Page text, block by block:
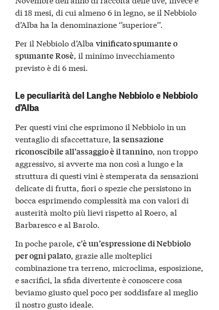
di 18 mesi, di cui almeno 6 in legno, se il Nebbiolo
d’Alba ha la denominazione ‘’superiore’’.
Per il Nebbiolo d’Albavinificato spumante o
spumante Rosè, il minimo invecchiamento
previsto è di 6 mesi.
Le peculiarità del Langhe Nebbiolo e Nebbiolo
d’Alba
Per questi vini che esprimono il Nebbiolo in un
ventaglio di sfaccettature,la sensazione
riconoscibile all’assaggio è il tannino, non troppo
aggressivo, si avverte ma non così a lungo e la
struttura di questi vini è stemperata da sensazioni
delicate di frutta, fiori o spezie che persistono in
bocca esprimendo complessità ma con valori di
austerità molto più lievi rispetto al Roero, al
Barbaresco e al Barolo.
In poche parole,c’è un’espressione di Nebbiolo
per ogni palato, grazie alle molteplici
combinazione tra terreno, microclima, esposizione,
e sacrifici, la sfida divertente è conoscere cosa
beviamo giusto quel poco per soddisfare al meglio
il nostro gusto ideale.